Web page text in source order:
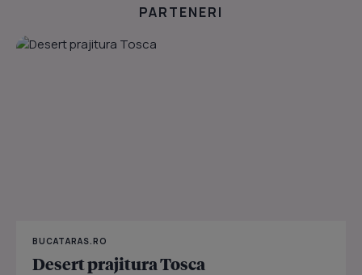
PARTENERI
BUCATARAS.RO
Desert prajitura Tosca